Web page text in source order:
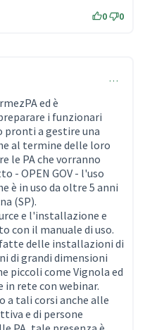
0 0
…
ed è
i funzionari
pronti a gestire una
al termine delle loro
le PA che vorranno
- OPEN GOV - l'uso
è in uso da oltre 5 anni
(SP).
e l'installazione e
con il manuale di uso.
delle installazioni di
di grandi dimensioni
piccoli come Vignola ed
rete con webinar.
a tali corsi anche alle
e di persone